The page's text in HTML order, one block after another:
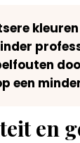
een
en